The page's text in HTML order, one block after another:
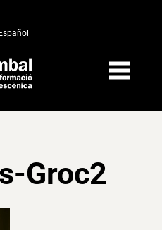
Español
Groc2